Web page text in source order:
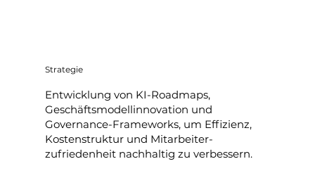
Strategie
Entwicklung von KI-Roadmaps,
Geschäftsmodell­innovation und
Governance-Frameworks, um Effizienz,
Kostenstruktur und Mitarbeiter­
zufriedenheit nachhaltig zu verbessern.